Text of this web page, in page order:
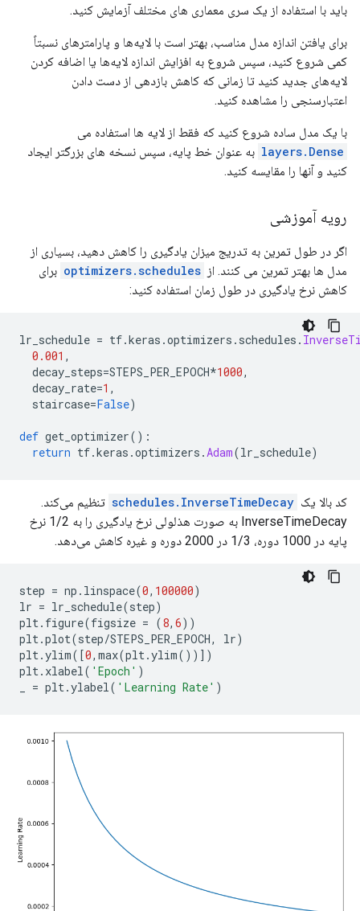
باید با استفاده از یک سری معماری های مختلف آزمایش کنید.
برای یافتن اندازه مدل مناسب، بهتر است با لایه‌ها و پارامترهای نسبتاً
کمی شروع کنید، سپس شروع به افزایش اندازه لایه‌ها یا اضافه کردن
لایه‌های جدید کنید تا زمانی که کاهش بازدهی از دست دادن
اعتبارسنجی را مشاهده کنید.
با یک مدل ساده شروع کنید که فقط از لایه ها استفاده می
layers.Dense به عنوان خط پایه، سپس نسخه های بزرگتر ایجاد
کنید و آنها را مقایسه کنید.
رویه آموزشی
اگر در طول تمرین به تدریج میزان یادگیری را کاهش دهید، بسیاری از
مدل ها بهتر تمرین می کنند. از optimizers.schedules برای
کاهش نرخ یادگیری در طول زمان استفاده کنید:
lr_schedule = tf.keras .optimizers . schedules .
0.001 ,
decay_steps=STEPS_PER_EPOCH*1000,
decay_rate=1 ,
staircase=False)
def get_optimizer():
return tf.keras .optimizers . Adam(lr_schedule)
کد بالا یک schedules.InverseTimeDecay تنظیم می‌کند.
InverseTimeDecay به صورت هذلولی نرخ یادگیری را به 1/2 نرخ
پایه در 1000 دوره، 1/3 در 2000 دوره و غیره کاهش می‌دهد.
step = np . linspace(0, 100000)
lr = lr_schedule(step)
plt . figure(figsize = (8, 6))
plt .plot(step/STEPS_PER_EPOCH, lr)
plt .ylim([0, max(plt .ylim())])
plt . xlabel ( 'Epoch' )
= plt .ylabel ( 'Learning Rate' )